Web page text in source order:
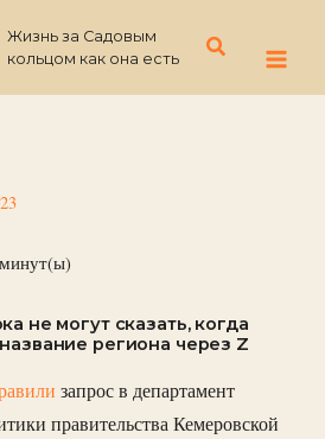
Жизнь за Садовым
кольцом как она есть
Поиск
минут(ы)
не могут сказать, когда
региона через Z
запрос в департамент
правительства Кемеровской